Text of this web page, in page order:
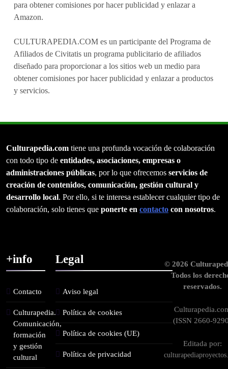
para obtener comisiones por hacer publicidad y enlazar a
Amazon.
CULTURAPEDIA.COM es un participante del Programa de
Afiliados de Civitatis un programa publicitario de afiliados
diseñado para proporcionar a los sitios web un medio para
obtener comisiones por hacer publicidad y enlazar a productos
y servicios.
Culturapedia.com tiene una profunda vocación de colaboración
con todo tipo de entidades, asociaciones, empresas o
administraciones públicas, por lo que ofrecemos servicios de
creación de contenidos, comunicación, gestión cultural y
desarrollo local. Por ello, si te interesa establecer cualquier tipo de
colaboración, solo tienes que ponerte en contacto con nosotros.
+info
Contacto
Culturapedia.
Comunicación,
formación
y gestión
cultural
Legal
Aviso legal
Política de cookies
Política de cookies (UE)
Política de privacidad
© 2026
Todos los
reservados.
(ISSN 2660-
Editada por: